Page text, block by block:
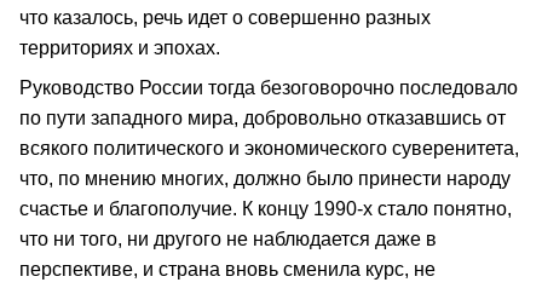
что казалось, речь идет о совершенно разных
территориях и эпохах.
Руководство России тогда безоговорочно последовало
по пути западного мира, добровольно отказавшись от
всякого политического и экономического суверенитета,
что, по мнению многих, должно было принести народу
счастье и благополучие. К концу 1990-х стало понятно,
что ни того, ни другого не наблюдается даже в
перспективе, и страна вновь сменила курс, не